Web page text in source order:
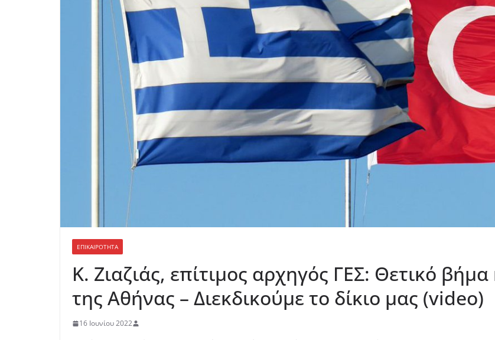
ΕΠΙΚΑΙΡΟΤΗΤΑ
Κ. Ζιαζιάς, επίτιμος αρχηγός ΓΕΣ: Θετικό
της Αθήνας – Διεκδικούμε το δίκιο μας (video)
16 Ιουνίου 2022